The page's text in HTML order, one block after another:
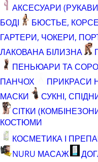
АКСЕСУАРИ
БОДІ
БЮСТЬЕ,
ГАРТЕРИ, ЧОКЕРИ,
ЛАКОВАНА БІЛИЗНА
ПЕНЬЮАРИ ТА
ПАНЧОХ
ПРИКРАСИ
МАСКИ
СУКНІ,
СІТКИ
КОСТЮМИ
КОСМЕТИКА І
NURU МАСАЖ